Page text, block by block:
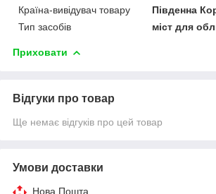
Країна-вивідувач товару
Південна
Тип засобів
міст для
Приховати
Відгуки про товар
Ще немає відгуків про цей товар
Умови доставки
Нова Пошта